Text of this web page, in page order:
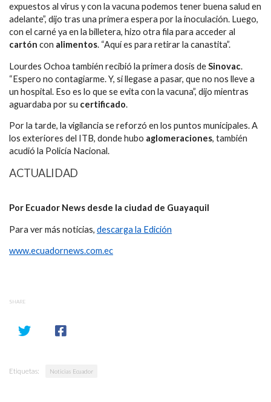
expuestos al virus y con la vacuna podemos tener buena salud en
adelante”, dijo tras una primera espera por la inoculación. Luego,
con el carné ya en la billetera, hizo otra fila para acceder al
cartón con alimentos. “Aquí es para retirar la canastita”.
Lourdes Ochoa también recibió la primera dosis deSinovac.
“Espero no contagiarme. Y, si llegase a pasar, que no nos lleve a
un hospital. Eso es lo que se evita con la vacuna”, dijo mientras
aguardaba por su certificado.
Por la tarde, la vigilancia se reforzó en los puntos municipales. A
los exteriores del ITB, donde hubo aglomeraciones, también
acudió la Policía Nacional.
ACTUALIDAD
Por Ecuador News desde la ciudad de Guayaquil
Para ver más noticias, descarga la Edición
www.ecuadornews.com.ec
SHARE
Etiquetas: Noticias Ecuador